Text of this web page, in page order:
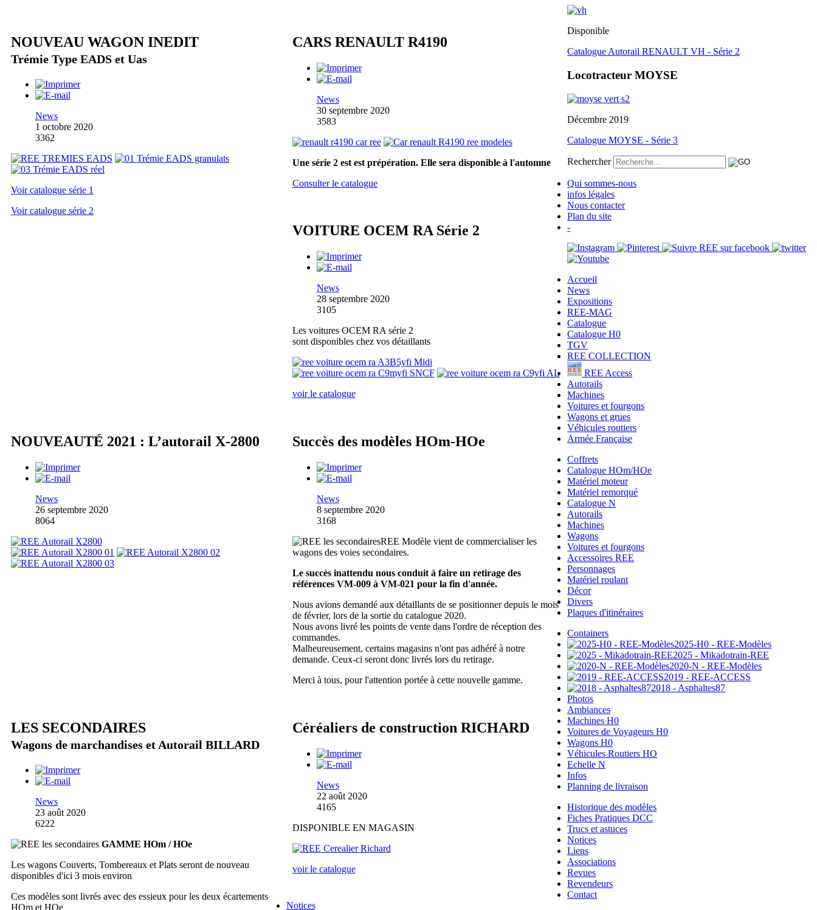
NOUVEAU WAGON INEDIT
Trémie Type EADS et Uas
News
1 octobre 2020
3362
Voir catalogue série 1
Voir catalogue série 2
CARS RENAULT R4190
News
30 septembre 2020
3583
Une série 2 est est prépération. Elle sera disponible à l'automne
Consulter le catalogue
VOITURE OCEM RA Série 2
News
28 septembre 2020
3105
Les voitures OCEM RA série 2
sont disponibles chez vos détaillants
voir le catalogue
NOUVEAUTÉ 2021 : L’autorail X-2800
News
26 septembre 2020
8064
Succès des modèles HOm-HOe
News
8 septembre 2020
3168
REE Modèle vient de commercialiser les
wagons des voies secondaires.
Le succès inattendu nous conduit à faire un retirage des
références VM-009 à VM-021 pour la fin d'année.
Nous avions demandé aux détaillants de se positionner depuis le mois
de février, lors de la sortie du catalogue 2020.
Nous avons livré les points de vente dans l'ordre de réception des
commandes.
Malheureusement, certains magasins n'ont pas adhéré à notre
demande. Ceux-ci seront donc livrés lors du retirage.
Merci à tous, pour l'attention portée à cette nouvelle gamme.
LES SECONDAIRES
Wagons de marchandises et Autorail BILLARD
News
23 août 2020
6222
GAMME HOm / HOe
Les wagons Couverts, Tombereaux et Plats seront de nouveau
disponibles d'ici 3 mois environ
Ces modèles sont livrés avec des essieux pour les deux écartements
HOm et HOe
Céréaliers de construction RICHARD
News
22 août 2020
4165
DISPONIBLE EN MAGASIN
voir le catalogue
Disponible
Catalogue Autorail RENAULT VH - Série 2
Locotracteur MOYSE
Décembre 2019
Catalogue MOYSE - Série 3
Rechercher
Qui sommes-nous
infos légales
Nous contacter
Plan du site
-
Accueil
News
Expositions
REE-MAG
Catalogue
Catalogue H0
TGV
REE COLLECTION
REE Access
Autorails
Machines
Voitures et fourgons
Wagons et grues
Véhicules routiers
Armée Française
Coffrets
Catalogue HOm/HOe
Matériel moteur
Matériel remorqué
Catalogue N
Autorails
Machines
Wagons
Voitures et fourgons
Accessoires REE
Personnages
Matériel roulant
Décor
Divers
Plaques d'itinéraires
Containers
2025-H0 - REE-Modèles
2025 - Mikadotrain-REE
2020-N - REE-Modèles
2019 - REE-ACCESS
2018 - Asphaltes87
Photos
Ambiances
Machines H0
Voitures de Voyageurs H0
Wagons H0
Véhicules Routiers HO
Echelle N
Infos
Planning de livraison
Historique des modèles
Fiches Pratiques DCC
Trucs et astuces
Notices
Liens
Associations
Revues
Revendeurs
Contact
Notices